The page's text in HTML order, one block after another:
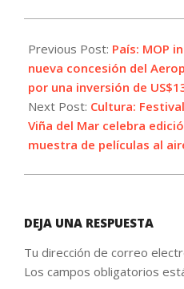
11-
03
Previous Post: País: MOP
nueva concesión del
por una inversión de
Next Post: Cultura:
Viña del Mar celebra
muestra de películas al
DEJA UNA RESPUESTA
Tu dirección de correo
Los campos obligatorios